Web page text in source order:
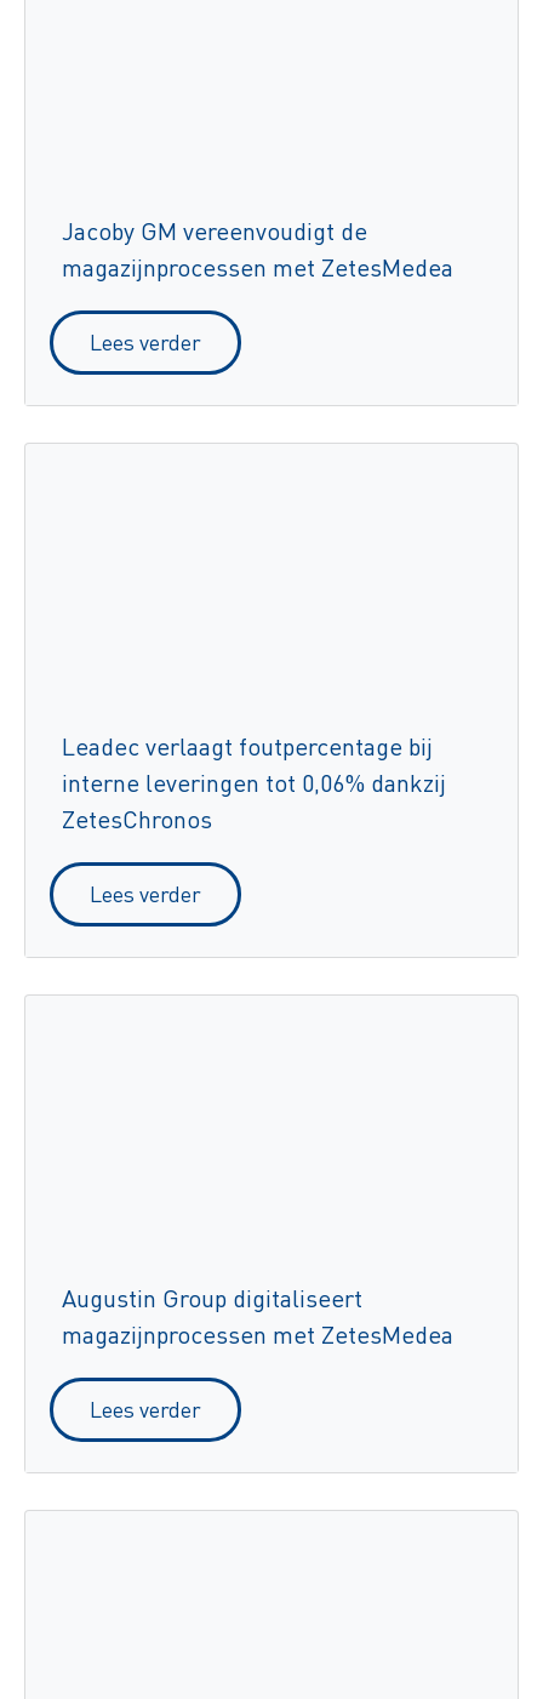
Jacoby GM vereenvoudigt de
magazijnprocessen met ZetesMedea
Lees verder
Leadec verlaagt foutpercentage bij
interne leveringen tot 0,06% dankzij
ZetesChronos
Lees verder
Augustin Group digitaliseert
magazijnprocessen met ZetesMedea
Lees verder